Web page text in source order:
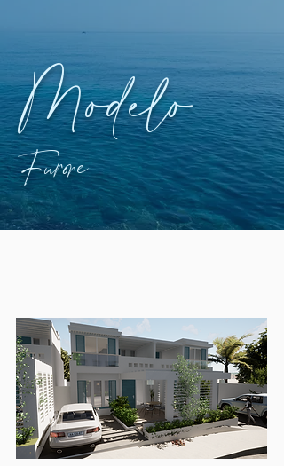
Modelo
Furore